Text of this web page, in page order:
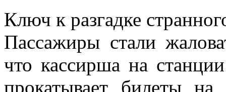
Ключ к разгадке
Пассажиры стали
что кассирша на
прокатывает билеты